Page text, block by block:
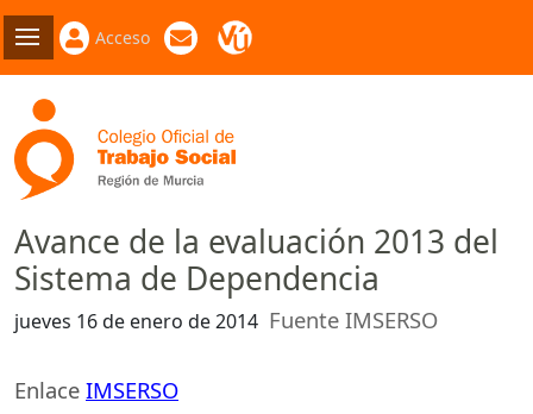
Acceso
Avance de la evaluación 2013 del
Sistema de Dependencia
jueves 16 de enero de 2014 Fuente IMSERSO
Enlace IMSERSO